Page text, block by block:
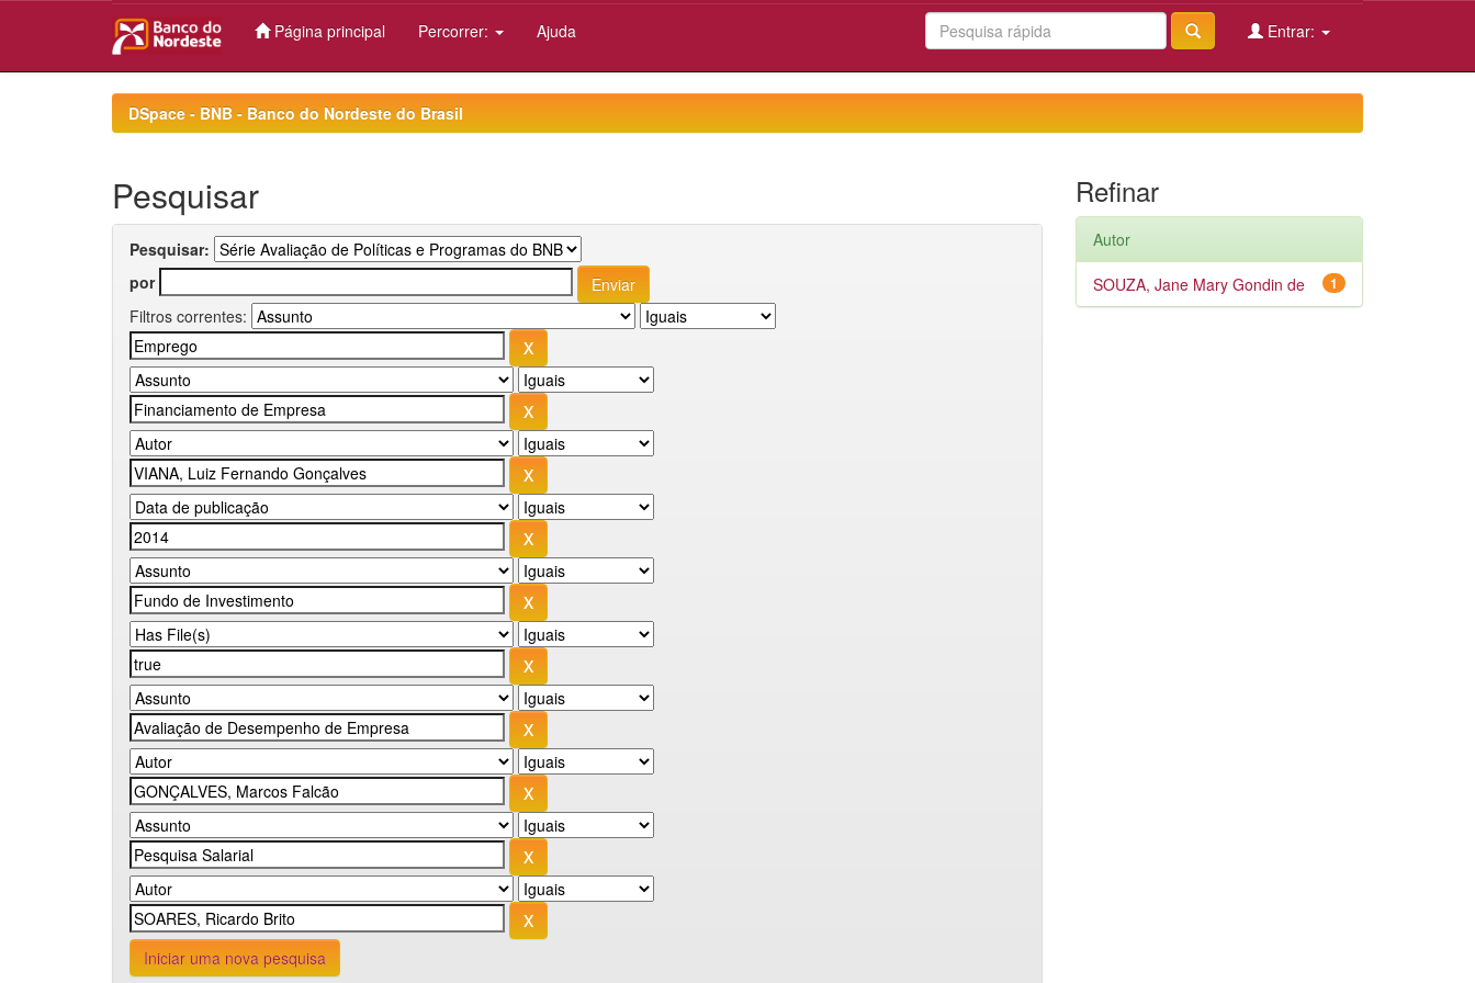
Página principal Percorrer: Ajuda Entrar:
DSpace - BNB - Banco do Nordeste do Brasil
Pesquisar
Pesquisar:
por
Filtros correntes:
Iniciar uma nova pesquisa
Refinar
Autor
1
SOUZA, Jane Mary Gondin de